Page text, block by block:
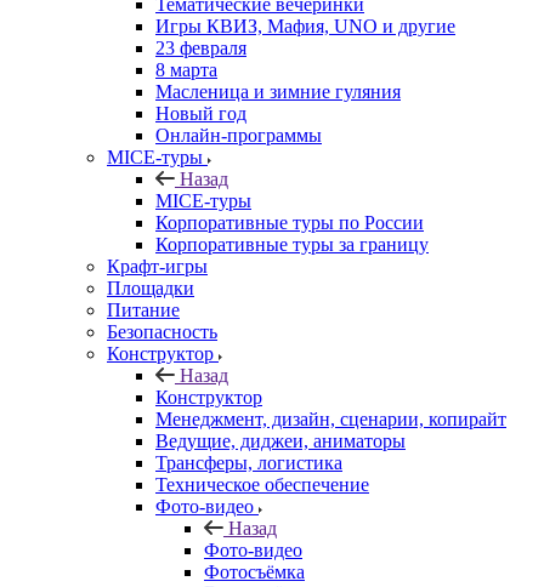
Тематические вечеринки
Игры КВИЗ, Мафия, UNO и другие
23 февраля
8 марта
Масленица и зимние гуляния
Новый год
Онлайн-программы
MICE‑туры
Назад
MICE‑туры
Корпоративные туры по России
Корпоративные туры за границу
Крафт-игры
Площадки
Питание
Безопасность
Конструктор
Назад
Конструктор
Менеджмент, дизайн, сценарии, копирайт
Ведущие, диджеи, аниматоры
Трансферы, логистика
Техническое обеспечение
Фото-видео
Назад
Фото-видео
Фотосъёмка